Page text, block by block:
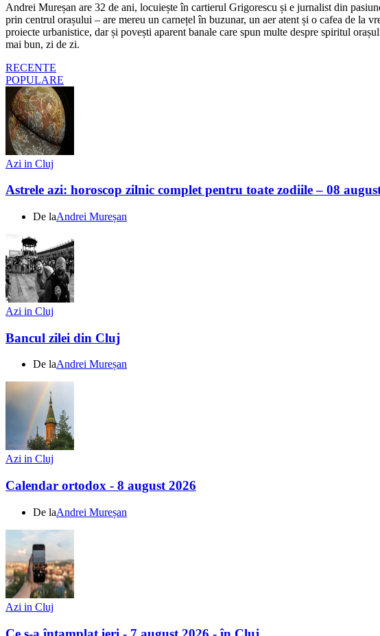
Andrei Mureșan are 32 de ani, locuiește în cartierul Grigorescu și e jurnalist din
prin centrul orașului – are mereu un carnețel în buzunar, un aer atent și o cafea de la
proiecte urbanistice, dar și povești aparent banale care spun multe despre spiritul
mai bun, zi de zi.
RECENTE
POPULARE
Azi in Cluj
Astrele azi: horoscop zilnic complet pentru toate zodiile – 08
De laAndrei Mureșan
Azi in Cluj
Bancul zilei din Cluj
De laAndrei Mureșan
Azi in Cluj
Calendar ortodox - 8 august 2026
De laAndrei Mureșan
Azi in Cluj